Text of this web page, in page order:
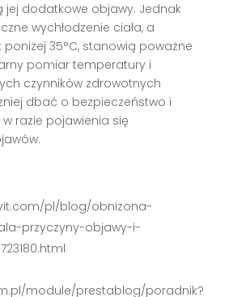
jej dodatkowe objawy. Jednak
wychłodzenie ciała, a
poniżej 35°C, stanowią poważne
pomiar temperatury i
czynników zdrowotnych
dbać o bezpieczeństwo i
razie pojawienia się
pl/blog/obnizona-
przyczyny-objawy-i-
module/prestablog/poradnik?